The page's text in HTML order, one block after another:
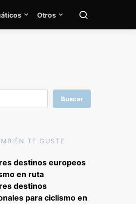
Otros
Buscar
TE GUSTE
destinos europeos
en ruta
destinos
para ciclismo en